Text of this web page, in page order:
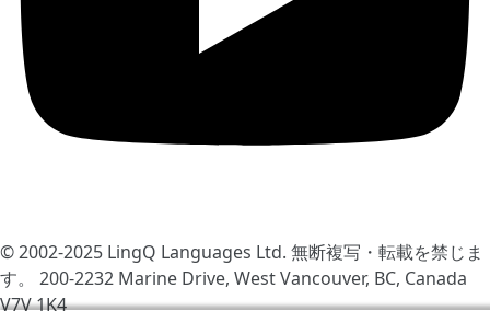
© 2002-2025 LingQ Languages Ltd. 無断複写・転載を禁じま
す。 200-2232 Marine Drive, West Vancouver, BC, Canada
V7V 1K4